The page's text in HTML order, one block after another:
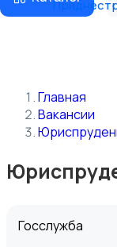
Главная
Вакансии
Госслужба